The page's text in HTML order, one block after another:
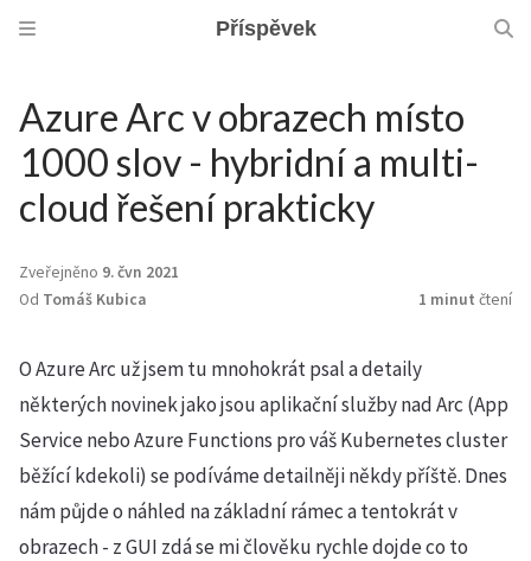
Příspěvek
Azure Arc v obrazech místo
1000 slov - hybridní a multi-
cloud řešení prakticky
Zveřejněno 9. čvn 2021
Od Tomáš Kubica 1 minut čtení
O Azure Arc už jsem tu mnohokrát psal a detaily
některých novinek jako jsou aplikační služby nad Arc (App
Service nebo Azure Functions pro váš Kubernetes cluster
běžící kdekoli) se podíváme detailněji někdy příště. Dnes
nám půjde o náhled na základní rámec a tentokrát v
obrazech - z GUI zdá se mi člověku rychle dojde co to